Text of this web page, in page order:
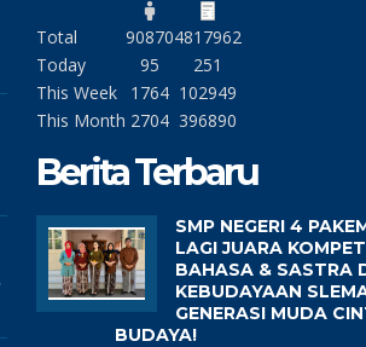
Total 908704817962
Today
95
251
This Week
1764 102949
This Month 2704 396890
Berita Terbaru
SMP NEGERI 4
LAGI JUARA
BAHASA & SASTRA
KEBUDAYAAN
GENERASI MUDA
BUDAYA!